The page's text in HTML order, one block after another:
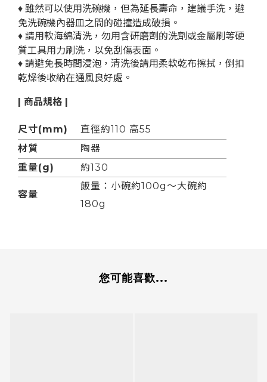
♦ 雖然可以使用洗碗機，但為延長壽命，建議手洗，避
免洗碗機內器皿之間的碰撞造成破損。
♦ 請用軟海綿清洗，勿用含研磨劑的洗劑或金屬刷等硬
質工具用力刷洗，以免刮傷表面。
♦ 請避免長時間浸泡，清洗後請用柔軟乾布擦拭，倒扣
乾燥後收納在通風良好處。
| 商品規格 |
尺寸(mm) 直徑約110 高55
材質
陶器
重量(g)
約130
容量
飯量：小碗約100g～大碗約
180g
您可能喜歡...